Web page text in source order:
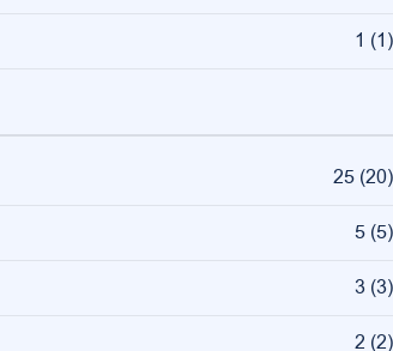
1 (1)
25 (20)
5 (5)
3 (3)
2 (2)